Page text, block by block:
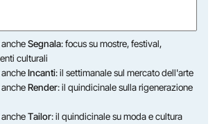
ancheSegnala: focus su mostre, festival,
culturali
ancheIncanti: il settimanale sul mercato dell'arte
ancheRender: il quindicinale sulla rigenerazione
ancheTailor: il quindicinale su moda e cultura